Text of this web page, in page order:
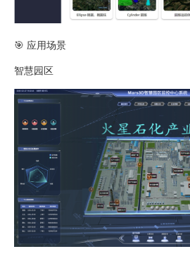
🎯 应用场景
智慧园区